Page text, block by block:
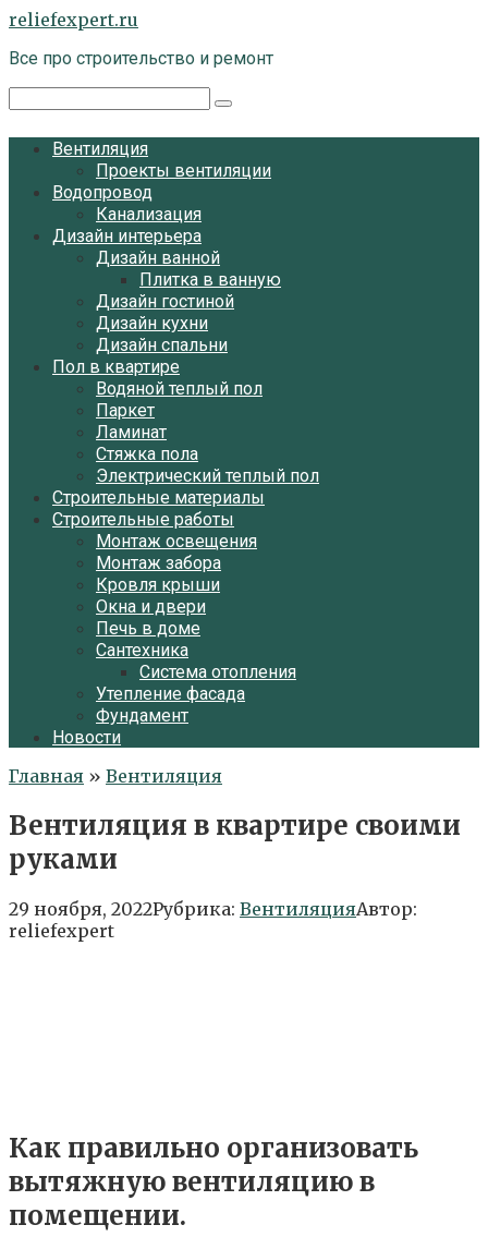
Перейти
контенту
reliefexpert.ru
Все про строительство и ремонт
Вентиляция
Проекты вентиляции
Водопровод
Канализация
Дизайн интерьера
Дизайн ванной
Плитка в ванную
Дизайн гостиной
Дизайн кухни
Дизайн спальни
Пол в квартире
Водяной теплый пол
Паркет
Ламинат
Стяжка пола
Электрический теплый пол
Строительные материалы
Строительные работы
Монтаж освещения
Монтаж забора
Кровля крыши
Окна и двери
Печь в доме
Сантехника
Система отопления
Утепление фасада
Фундамент
Новости
Главная » Вентиляция
Вентиляция в квартире своими
руками
29 ноября, 2022Рубрика: ВентиляцияАвтор:
reliefexpert
Как правильно организовать
вытяжную вентиляцию в
помещении.